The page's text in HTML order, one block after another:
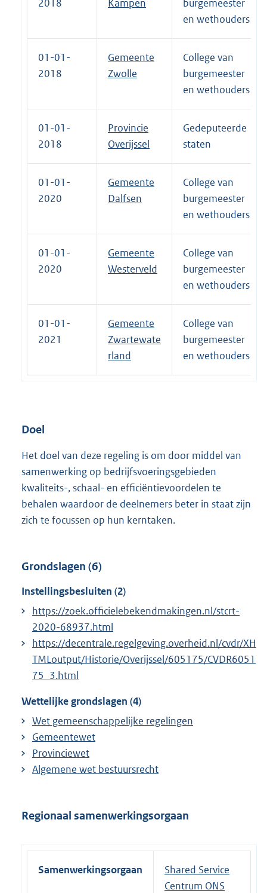
2018 Kampen
burgemeester
en wethouders
01-01-
2018
Gemeente
Zwolle
College van
burgemeester
en wethouders
01-01-
2018
Provincie
Overijssel
Gedeputeerde
staten
01-01-
2020
Gemeente
Dalfsen
College van
burgemeester
en wethouders
01-01-
2020
Gemeente
Westerveld
College van
burgemeester
en wethouders
01-01-
2021
Gemeente
Zwartewate
rland
College van
burgemeester
en wethouders
Doel
Het doel van deze regeling is om door middel van
samenwerking op bedrijfsvoeringsgebieden
kwaliteits-, schaal- en efficiëntievoordelen te
behalen waardoor de deelnemers beter in staat zijn
zich te focussen op hun kerntaken.
Grondslagen (6)
Instellingsbesluiten (2)
https://zoek.officielebekendmakingen.nl/stcrt-
2020-68937.html
https://decentrale.regelgeving.overheid.nl/cvdr/XH
TMLoutput/Historie/Overijssel/605175/CVDR6051
75_3.html
Wettelijke grondslagen (4)
Wet gemeenschappelijke regelingen
Gemeentewet
Provinciewet
Algemene wet bestuursrecht
Regionaal samenwerkingsorgaan
Samenwerkingsorgaan
Shared Service
Centrum ONS